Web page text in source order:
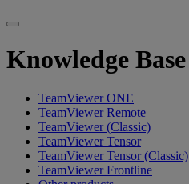
Knowledge Base
TeamViewer ONE
TeamViewer Remote
TeamViewer (Classic)
TeamViewer Tensor
TeamViewer Tensor (Classic)
TeamViewer Frontline